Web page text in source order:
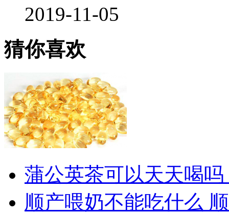
2019-11-05
猜你喜欢
蒲公英茶可以天天喝
顺产喂奶不能吃什么